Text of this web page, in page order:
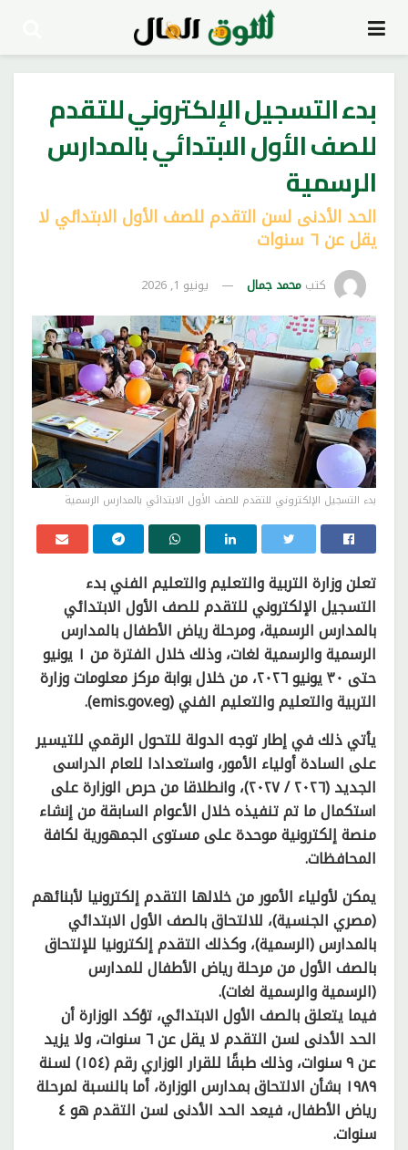
بدء التسجيل الإلكتروني للتقدم
للصف الأول الابتدائي بالمدارس
الرسمية
الحد الأدنى لسن التقدم للصف الأول الابتدائي لا
يقل عن ٦ سنوات
كتب محمد جمال يونيو 1, 2026
بدء التسجيل الإلكتروني للتقدم للصف الأول الابتدائي بالمدارس الرسمية
تعلن وزارة التربية والتعليم والتعليم الفني بدء
التسجيل الإلكتروني للتقدم للصف الأول الابتدائي
بالمدارس الرسمية، ومرحلة رياض الأطفال بالمدارس
الرسمية والرسمية لغات، وذلك خلال الفترة من ١ يونيو
حتى ٣٠ يونيو ٢٠٢٦، من خلال بوابة مركز معلومات وزارة
التربية والتعليم والتعليم الفني (emis.gov.eg).
يأتي ذلك في إطار توجه الدولة للتحول الرقمي للتيسير
على السادة أولياء الأمور، واستعدادا للعام الدراسى
الجديد (٢٠٢٦ / ٢٠٢٧)، وانطلاقا من حرص الوزارة على
استكمال ما تم تنفيذه خلال الأعوام السابقة من إنشاء
منصة إلكترونية موحدة على مستوى الجمهورية لكافة
المحافظات.
يمكن لأولياء الأمور من خلالها التقدم إلكترونيا لأبنائهم
(مصري الجنسية)، للالتحاق بالصف الأول الابتدائي
بالمدارس (الرسمية)، وكذلك التقدم إلكترونيا للإلتحاق
بالصف الأول من مرحلة رياض الأطفال للمدارس
(الرسمية والرسمية لغات).
فيما يتعلق بالصف الأول الابتدائي، تؤكد الوزارة أن
الحد الأدنى لسن التقدم لا يقل عن ٦ سنوات، ولا يزيد
عن ٩ سنوات، وذلك طبقًا للقرار الوزاري رقم (١٥٤) لسنة
١٩٨٩ بشأن الالتحاق بمدارس الوزارة، أما بالنسبة لمرحلة
رياض الأطفال، فيعد الحد الأدنى لسن التقدم هو ٤
سنوات.